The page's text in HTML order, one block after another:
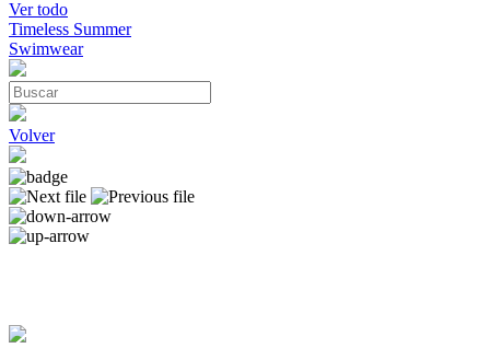
Ver todo
Timeless Summer
Swimwear
Volver